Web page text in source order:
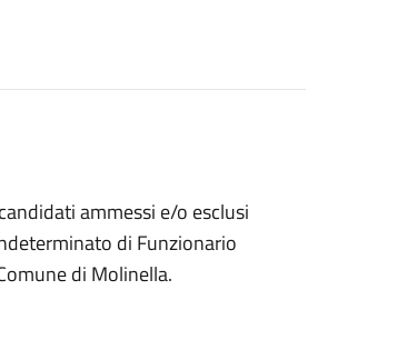
ammessi e/o esclusi
di Funzionario
di Molinella.